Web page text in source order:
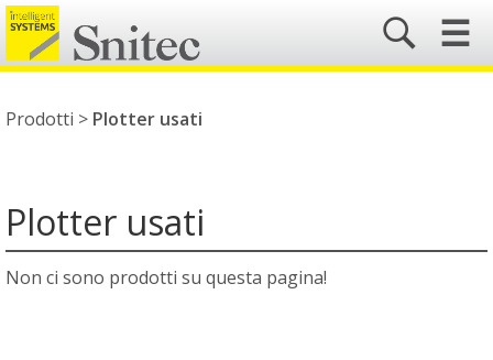
☰
Prodotti > Plotter usati
Plotter usati
Non ci sono prodotti su questa pagina!